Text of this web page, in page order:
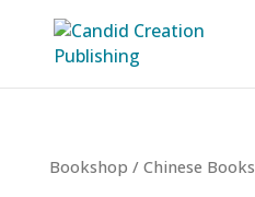
Bookshop / Chinese Books